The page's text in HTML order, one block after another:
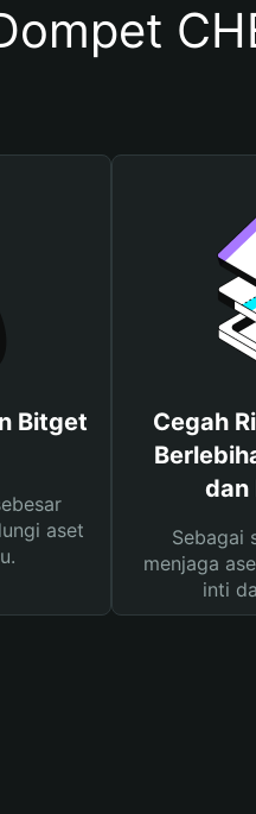
Bitget
aset
Cegah
dan
Sebagai
menjaga
inti